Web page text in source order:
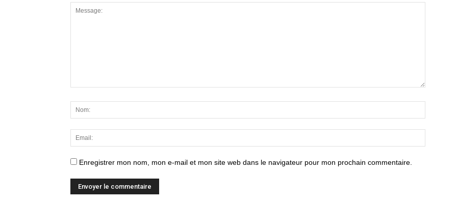
Enregistrer mon nom, mon e-mail et mon site web dans le navigateur pour mon prochain commentaire.